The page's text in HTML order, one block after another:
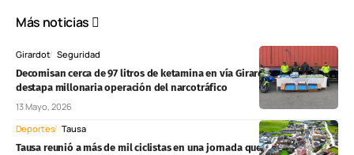
Más noticias
Girardot Seguridad
Decomisan cerca de 97 litros de ketamina en vía Girardot–Bogotá y
destapa millonaria operación del narcotráfico
13 Mayo, 2026
Deportes Tausa
Tausa reunió a más de mil ciclistas en una jornada que impulsó el